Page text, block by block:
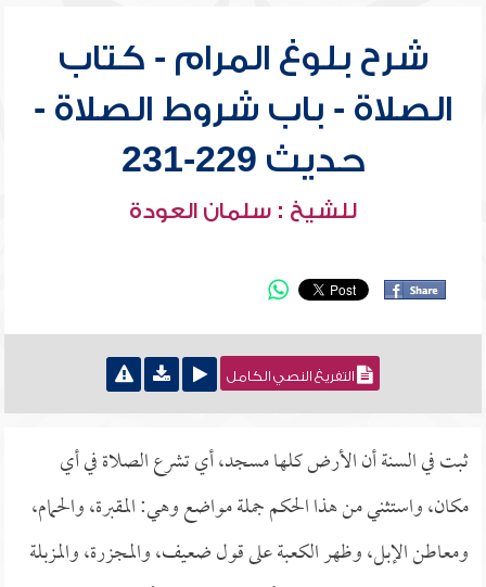
شرح بلوغ المرام - كتاب
الصلاة - باب شروط الصلاة -
حديث 229-231
للشيخ : سلمان العودة
التفريغ النصي الكامل
ثبت في السنة أن الأرض كلها مسجد، أي تشرع الصلاة في أي
مكان، واستثني من هذا الحكم جملة مواضع وهي: المقبرة، والحمام،
ومعاطن الإبل، وظهر الكعبة على قول ضعيف، والمجزرة، والمزبلة